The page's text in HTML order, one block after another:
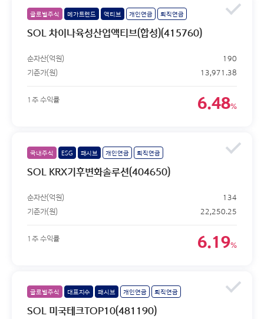
글로벌주식 메가트렌드 액티브 개인연금 퇴직연금
SOL 차이나육성산업액티브(합성)(415760)
순자산(억원)
190
기준가(원)
13,971.38
1주 수익률 6.48%
국내주식 ESG 패시브 개인연금 퇴직연금
SOL KRX기후변화솔루션(404650)
순자산(억원)
134
기준가(원)
22,250.25
1주 수익률 6.19%
글로벌주식 대표지수 패시브 개인연금 퇴직연금
SOL 미국테크TOP10(481190)